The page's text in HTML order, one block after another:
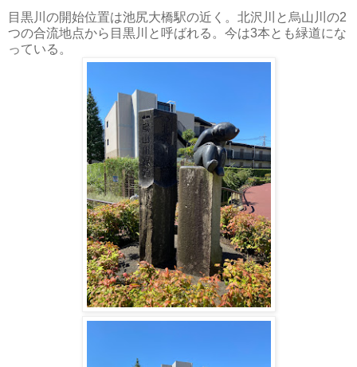
目黒川の開始位置は池尻大橋駅の近く。北沢川と烏山川の2
つの合流地点から目黒川と呼ばれる。今は3本とも緑道にな
っている。